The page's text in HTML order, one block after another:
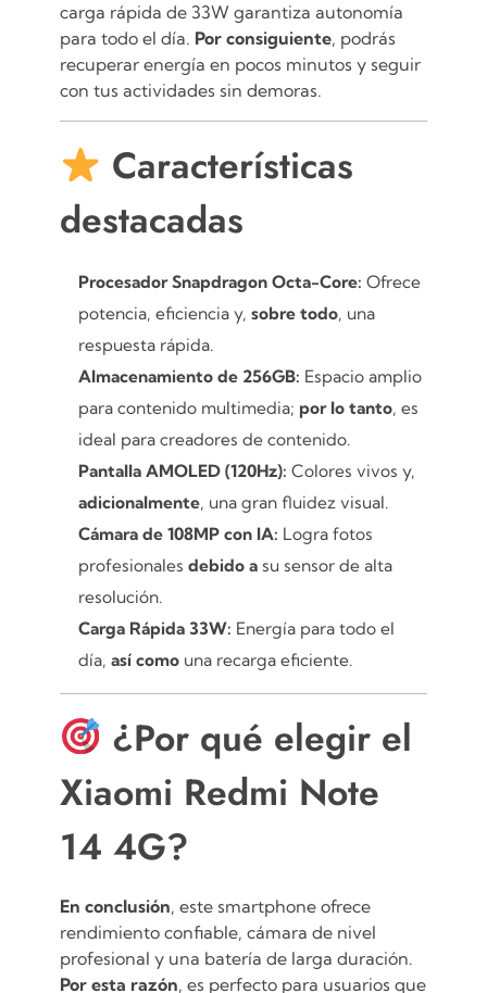
carga rápida de 33W garantiza autonomía
para todo el día. Por consiguiente, podrás
recuperar energía en pocos minutos y seguir
con tus actividades sin demoras.
Características
destacadas
Procesador Snapdragon Octa-Core: Ofrece
potencia, eficiencia y,sobre todo, una
respuesta rápida.
Almacenamiento de 256GB: Espacio amplio
para contenido multimedia; por lo tanto, es
ideal para creadores de contenido.
Pantalla AMOLED (120Hz): Colores vivos y,
adicionalmente, una gran fluidez visual.
Cámara de 108MP con IA: Logra fotos
profesionalesdebido a su sensor de alta
resolución.
Carga Rápida 33W: Energía para todo el
día,así como una recarga eficiente.
¿Por qué elegir el
Xiaomi Redmi Note
14 4G?
En conclusión, este smartphone ofrece
rendimiento confiable, cámara de nivel
profesional y una batería de larga duración.
Por esta razón, es perfecto para usuarios que